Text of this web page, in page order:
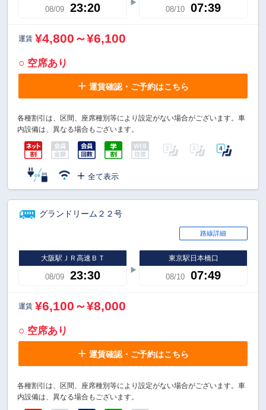
08/09 23:20 08/10 07:39
運賃 ¥4,800～¥6,100
○ 空席あり
運賃確認・ご予約はこちら
各種割引は、区間、座席種別等により設定がない場合がございます。車
内設備は、異なる場合もございます。
全て表示
グランドリーム２２号
路線詳細
大阪駅ＪＲ高速ＢＴ
08/09 23:30
東京駅日本橋口
08/10 07:49
運賃 ¥6,100～¥8,000
○ 空席あり
運賃確認・ご予約はこちら
各種割引は、区間、座席種別等により設定がない場合がございます。車
内設備は、異なる場合もございます。